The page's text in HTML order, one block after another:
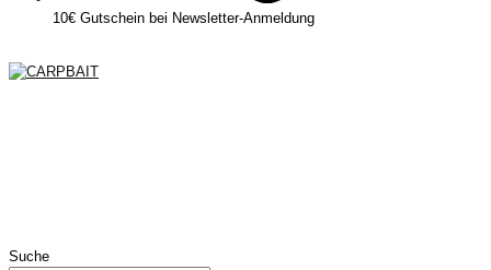
10€ Gutschein bei Newsletter-Anmeldung
Suche